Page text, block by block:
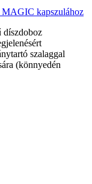
MAGIC kapszulához
díszdoboz
szalaggal
(könnyedén